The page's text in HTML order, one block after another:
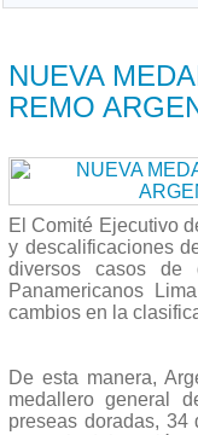
NUEVA
REMO
El Comité Ejecutivo
y descalificaciones
diversos casos de
Panamericanos
cambios en la
De esta manera,
medallero general
preseas doradas,